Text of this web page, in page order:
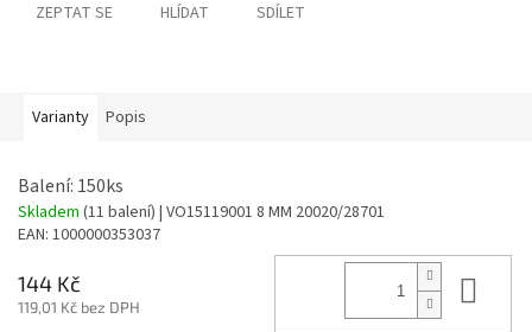
ZEPTAT SE HLÍDAT SDÍLET
Varianty Popis
Balení: 150ks
Skladem (11 balení) | VO15119001 8 MM 20020/28701
EAN: 1000000353037
144 Kč
119,01 Kč bez DPH